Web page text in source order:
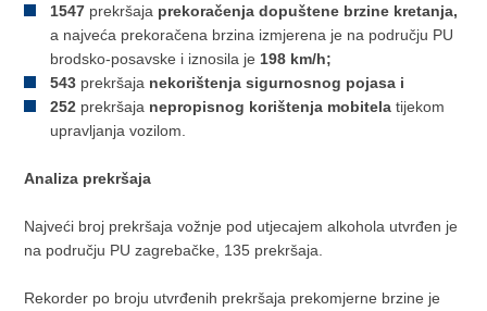
1547 prekršaja prekoračenja dopuštene brzine kretanja,
a najveća prekoračena brzina izmjerena je na području PU
brodsko-posavske i iznosila je 198 km/h;
543 prekršaja nekorištenja sigurnosnog pojasa i
252 prekršaja nepropisnog korištenja mobitelatijekom
upravljanja vozilom.
Analiza prekršaja
Najveći broj prekršaja vožnje pod utjecajem alkohola utvrđen je
na području PU zagrebačke, 135 prekršaja.
Rekorder po broju utvrđenih prekršaja prekomjerne brzine je